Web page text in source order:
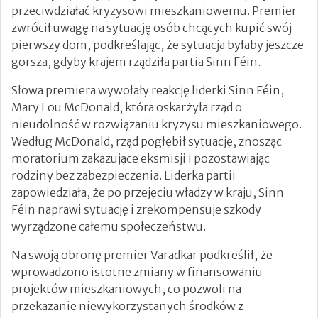
przeciwdziałać kryzysowi mieszkaniowemu. Premier
zwrócił uwagę na sytuację osób chcących kupić swój
pierwszy dom, podkreślając, że sytuacja byłaby jeszcze
gorsza, gdyby krajem rządziła partia Sinn Féin.
Słowa premiera wywołały reakcję liderki Sinn Féin,
Mary Lou McDonald, która oskarżyła rząd o
nieudolność w rozwiązaniu kryzysu mieszkaniowego.
Według McDonald, rząd pogłębił sytuację, znosząc
moratorium zakazujące eksmisji i pozostawiając
rodziny bez zabezpieczenia. Liderka partii
zapowiedziała, że po przejęciu władzy w kraju, Sinn
Féin naprawi sytuację i zrekompensuje szkody
wyrządzone całemu społeczeństwu.
Na swoją obronę premier Varadkar podkreślił, że
wprowadzono istotne zmiany w finansowaniu
projektów mieszkaniowych, co pozwoli na
przekazanie niewykorzystanych środków z